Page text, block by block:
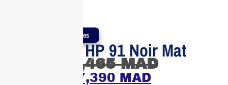
Produits Authentiques
Cartouche HP 91 Noir Mat
7,465MAD
7,390 MAD